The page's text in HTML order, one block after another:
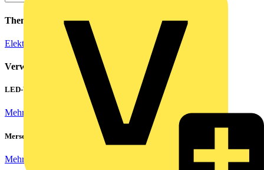
Themen
Elektroinstallation
Verwandte Inhalte
LED-Walls effizient betreiben: Hohe Einschaltströme beherrschen
Mehr lesen
Mersen Blitz Überspannungsschutz für Photovoltaik & Wohnbau
Mehr lesen